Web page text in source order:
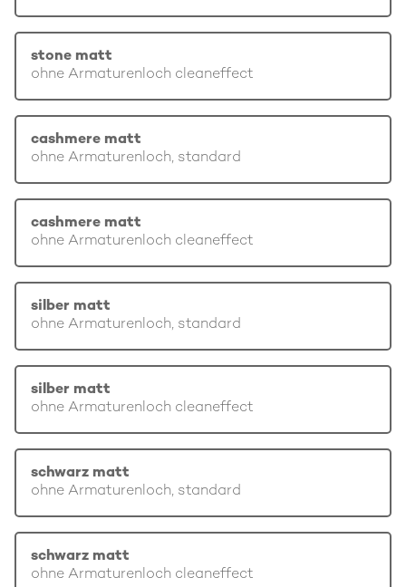
stone matt
ohne Armaturenloch cleaneffect
cashmere matt
ohne Armaturenloch, standard
cashmere matt
ohne Armaturenloch cleaneffect
silber matt
ohne Armaturenloch, standard
silber matt
ohne Armaturenloch cleaneffect
schwarz matt
ohne Armaturenloch, standard
schwarz matt
ohne Armaturenloch cleaneffect